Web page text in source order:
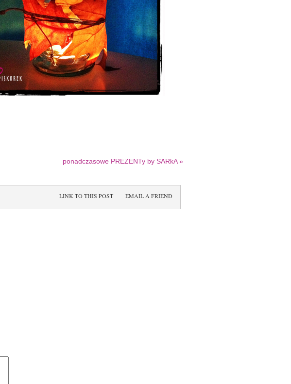
ponadczasowe PREZENTy by SARkA»
LINK TO THIS POST EMAIL A FRIEND